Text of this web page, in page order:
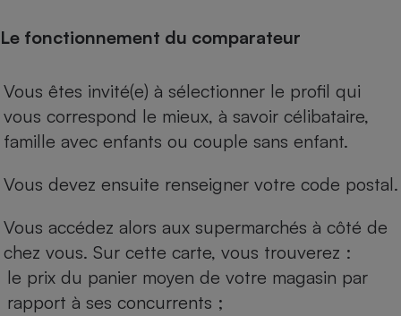
Le fonctionnement du comparateur
Vous êtes invité(e) à sélectionner le profil qui
vous correspond le mieux, à savoir célibataire,
famille avec enfants ou couple sans enfant.
Vous devez ensuite renseigner votre code postal.
Vous accédez alors aux supermarchés à côté de
chez vous. Sur cette carte, vous trouverez :
le prix du panier moyen de votre magasin par
rapport à ses concurrents ;